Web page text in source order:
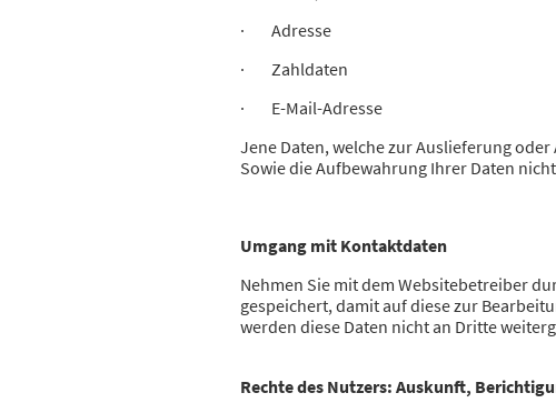
· Adresse
· Zahldaten
· E-Mail-Adresse
Jene Daten, welche zur Auslieferung
Sowie die Aufbewahrung Ihrer Daten
Umgang mit Kontaktdaten
Nehmen Sie mit dem Websitebetreiber
gespeichert, damit auf diese zur
werden diese Daten nicht an Dritte
Rechte des Nutzers: Auskunft,